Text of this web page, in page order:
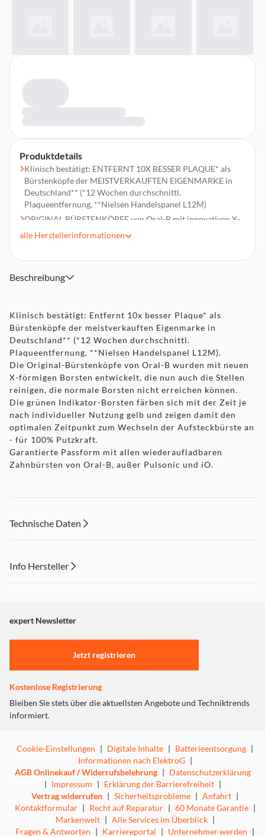
Produktdetails
Klinisch bestätigt: ENTFERNT 10X BESSER PLAQUE* als
Bürstenköpfe der MEISTVERKAUFTEN EIGENMARKE in
Deutschland** (*12 Wochen durchschnittl.
Plaqueentfernung, **Nielsen Handelspanel L12M)
ORIGINAL BÜRSTENKÖPFE von Oral-B mit innovativen X-
förmigen Borsten: Reinigen die Stellen, die normale Borsten
16° WINKEL für eine überlegene Zahnreinigung
GESÜNDERES ZAHNFLEISCH
DESIGNED & MADE IN GERMANY - Garantierte Passform
mit allen wiederaufladbaren elektrischen Zahnbürsten von
Oral-B, außer Pulsonic & iO
Grüne Indikator-Borsten färben sich mit der Zeit je nach
individueller Nutzung gelb und zeigen damit den
OPTIMALEN ZEITPUNKT ZUM WECHSELN der
Aufsteckbürste an - für 100% Putzkraft
Oral-B ist die von Zahnärzten weltweit AM HÄUFIGSTEN
VERWENDETE MARKE mit klinisch nachgewiesenen
Ergebnissen
alle Herstellerinformationen
Beschreibung
Klinisch bestätigt: Entfernt 10x besser Plaque* als
Bürstenköpfe der meistverkauften Eigenmarke in
Deutschland** (*12 Wochen durchschnittl.
Plaqueentfernung, **Nielsen Handelspanel L12M).
Die Original-Bürstenköpfe von Oral-B wurden mit neuen
X-förmigen Borsten entwickelt, die nun auch die Stellen
reinigen, die normale Borsten nicht erreichen können.
Die grünen Indikator-Borsten färben sich mit der Zeit je
nach individueller Nutzung gelb und zeigen damit den
optimalen Zeitpunkt zum Wechseln der Aufsteckbürste an
- für 100% Putzkraft.
Garantierte Passform mit allen wiederaufladbaren
Zahnbürsten von Oral-B, außer Pulsonic und iO.
Technische Daten
Info Hersteller
"Marketing".
Einstellungen anpassen
expert Newsletter
Jetzt registrieren
Kostenlose Registrierung
Bleiben Sie stets über die aktuellsten Angebote und Techniktrends
informiert.
Cookie-Einstellungen | Digitale Inhalte | Batterieentsorgung |
Informationen nach ElektroG |
AGB Onlinekauf / Widerrufsbelehrung | Datenschutzerklärung
| Impressum | Erklärung der Barrierefreiheit |
Vertrag widerrufen | Sicherheitsprobleme | Anfahrt |
Kontaktformular | Recht auf Reparatur | 60 Monate Garantie |
Markenwelt | Alle Services im Überblick |
Fragen & Antworten | Karriereportal | Unternehmer werden |